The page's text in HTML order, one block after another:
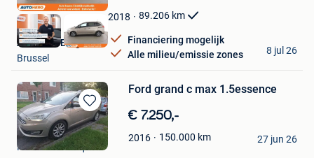
Favorieten
2018 89.206 km
Financiering mogelijk
Alle milieu/emissie zones
Autohero België
Brussel
8 jul 26
Bewaren
in
Mijn
Favorieten
Ford grand c max 1.5essence
€ 7.250,-
2016 150.000 km
Lui
Fontaine-L'Eveque
27 jun 26